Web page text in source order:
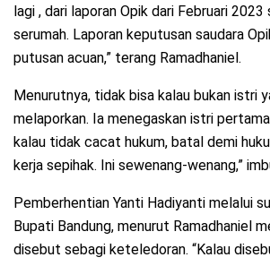
lagi , dari laporan Opik dari Februari 2023
serumah. Laporan keputusan saudara
putusan acuan,” terang Ramadhaniel.
Menurutnya, tidak bisa kalau bukan istri
melaporkan. Ia menegaskan istri
kalau tidak cacat hukum, batal demi
kerja sepihak. Ini sewenang-wenang,”
Pemberhentian Yanti Hadiyanti melalui
Bupati Bandung, menurut Ramadhaniel
disebut sebagi keteledoran. “Kalau